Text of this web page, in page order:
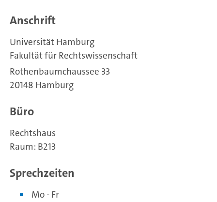
Anschrift
Universität Hamburg
Fakultät für Rechtswissenschaft
Rothenbaumchaussee 33
20148 Hamburg
Büro
Rechtshaus
Raum: B213
Sprechzeiten
Mo - Fr